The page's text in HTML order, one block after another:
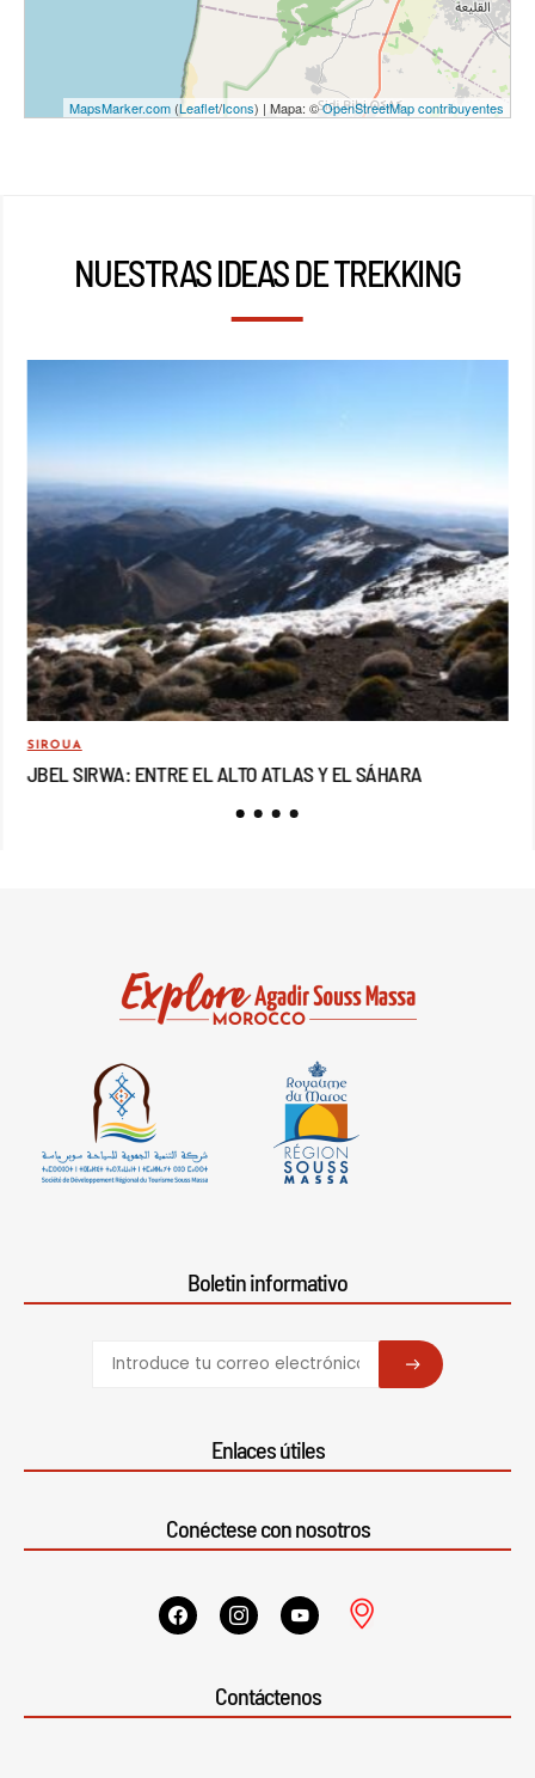
MapsMarker.com (Leaflet/Icons) | Mapa: ©OpenStreetMap contribuyentes
NUESTRAS IDEAS DE TREKKING
SIROUA
JBEL SIRWA: ENTRE EL ALTO ATLAS Y EL SÁHARA
Boletin informativo
SUBSCRIBE
Enlaces útiles
Conéctese con nosotros
Contáctenos